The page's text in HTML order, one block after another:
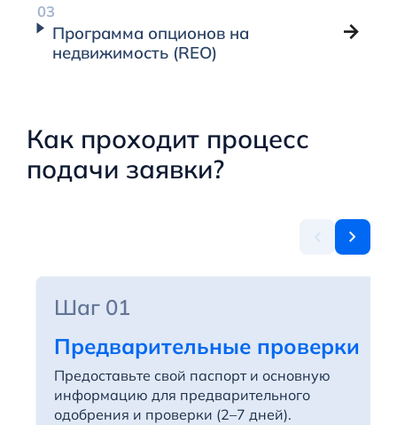
Программа опционов на
недвижимость (REO)
Как проходит процесс
подачи заявки?
Шаг 01
Предварительные проверки
Предоставьте свой паспорт и основную
информацию для предварительного
одобрения и проверки (2–7 дней).